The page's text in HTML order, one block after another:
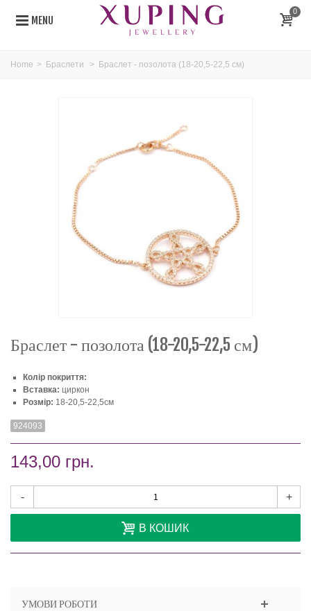
MENU
0
Home > Браслети > Браслет - позолота (18-20,5-22,5 см)
Браслет - позолота (18-20,5-22,5 см)
Колір покриття:
Вставка: циркон
Розмір: 18-20,5-22,5см
924093
143,00 грн.
- +
В КОШИК
УМОВИ РОБОТИ